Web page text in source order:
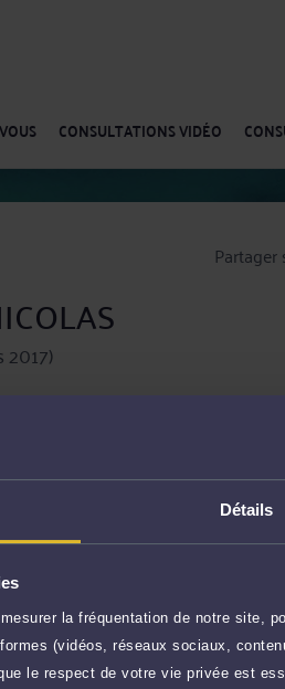
Détails
la fréquentation de notre site,
(vidéos, réseaux sociaux,
le respect de votre vie privée est
CONSULTATIONS VIDÉO
Partager
de Lyon.
étrangers et le droit social.
plus